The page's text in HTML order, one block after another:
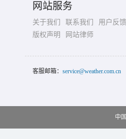
网站服务
关于我们 联系我们
用户反馈
版权声明
网站律师
客服邮箱： service@weather.com.cn
中